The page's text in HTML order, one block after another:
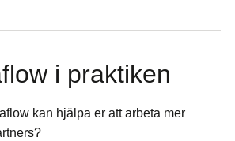
i praktiken
kan hjälpa er att arbeta mer